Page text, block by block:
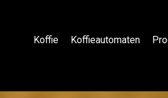
Koffie Koffieautomaten